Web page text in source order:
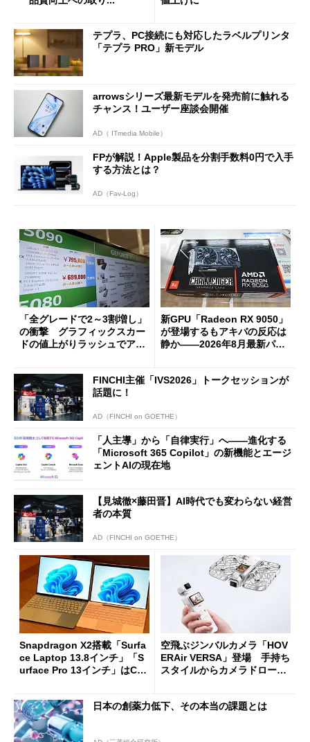
テプラ、PC接続にも対応したラベルプリンタ
「テプラ PRO」新モデル
arrowsシリーズ最新モデルを発売前に触れる
チャンス！ユーザー座談会開催
AD（ ITmedia Mobile）
FPが解説！Apple製品を分割手数料0円で入手
する方法とは？
AD（Fav-Log）
「全グレードで2～3割増し」
の衝撃 グラフィックスカー
ドの値上がりラッシュでアキ
新GPU「Radeon RX 9050」
が登場するもアキバの反応は
静か――2026年8月最新パー
FINCHI主催「IVS2026」トークセッションが
話題に！
AD（FINCHI on GOETHE）
「人主導」から「自律実行」へ――進化する
「Microsoft 365 Copilot」の新機能とエージ
ェントAIの現在地
【見城徹×藤田晋】AI時代でも変わらない経営
者の本質
AD（FINCHI on GOETHE）
Snapdragon X2搭載「Surfa
ce Laptop 13.8インチ」「S
urface Pro 13インチ」はCop
た
空飛ぶジンバルカメラ「HOV
ERAir VERSA」登場 手持ち
スタイルからカメラドローン
日本の創薬力低下、その本当の課題とは